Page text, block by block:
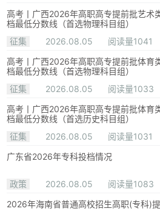
高考丨广西2026年高职高专提前批艺术
档最低分数线（首选物理科目组）
征集
2026.08.05
阅读量1041
高考丨广西2026年高职高专提前批体育
档最低分数线（首选物理科目组）
征集
2026.08.05
阅读量1033
高考丨广西2026年高职高专提前批体育
档最低分数线（首选历史科目组）
征集
2026.08.05
阅读量1031
广东省2026年专科投档情况
政策 2026.08.05
阅读量1083
2026年海南省普通高校招生高职(专科)